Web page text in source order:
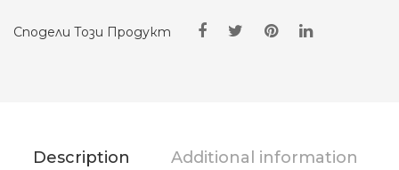
Сподели Този Продукт
Description
Additional information